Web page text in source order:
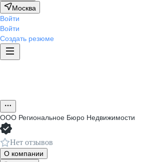
Москва
Войти
Войти
Создать резюме
ООО Региональное Бюро Недвижимости
Нет отзывов
О компании